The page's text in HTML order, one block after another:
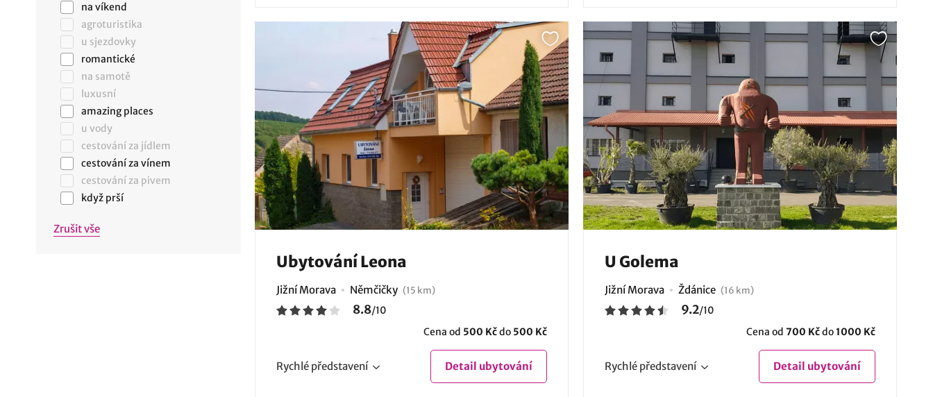
na víkend
agroturistika
u sjezdovky
romantické
na samotě
luxusní
amazing places
u vody
cestování za jídlem
cestování za vínem
cestování za pivem
když prší
Zrušit vše
Ubytování Leona
Jižní Morava Němčičky (15 km)
8.8/10
Cena od 500 Kčdo 500 Kč
Rychlé představení Detail ubytování
U Golema
Jižní Morava Ždánice (16 km)
9.2/10
Cena od 700 Kčdo1000 Kč
Rychlé představení Detail ubytování